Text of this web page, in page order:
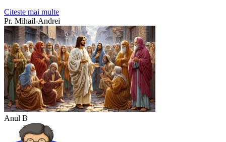
Citeste mai multe
Pr. Mihail-Andrei
Anul B